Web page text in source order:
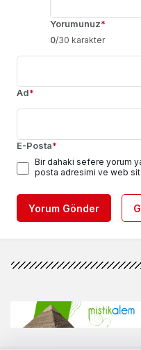
Yorumunuz*
0/30 karakter
Ad*
E-Posta*
Bir dahaki sefere yorum
posta adresimi ve web
Yorum Gönder